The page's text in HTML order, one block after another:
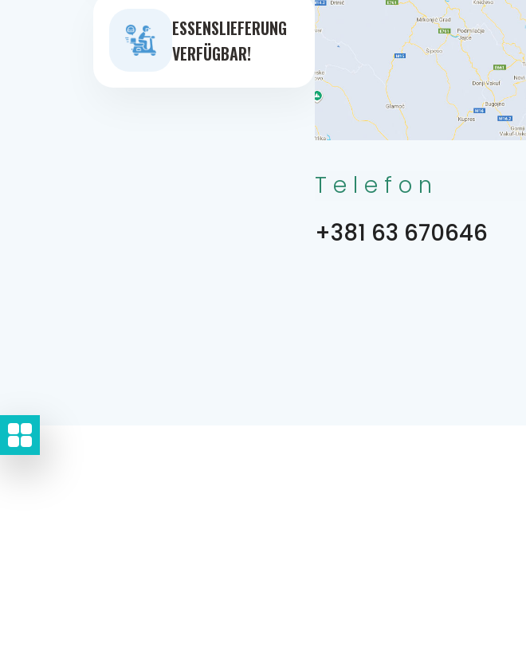
ESSENSLIEFERUNG
VERFÜGBAR!
Telefon
+381 63 670646